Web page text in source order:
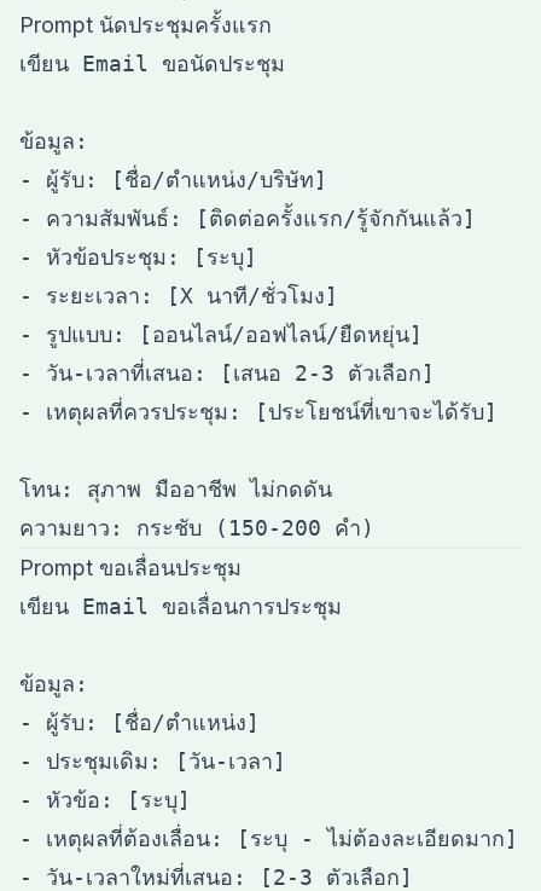
Prompt นัดประชุมครั้งแรก
เขียน Email ขอนัดประชุม
ข้อมูล:
- ผู้รับ: [ชื่อ/ตำแหน่ง/บริษัท]
- ความสัมพันธ์: [ติดต่อครั้งแรก/รู้จักกันแล้ว]
- หัวข้อประชุม: [ระบุ]
- ระยะเวลา: [X นาที/ชั่วโมง]
- รูปแบบ: [ออนไลน์/ออฟไลน์/ยืดหยุ่น]
- วัน-เวลาที่เสนอ: [เสนอ 2-3 ตัวเลือก]
- เหตุผลที่ควรประชุม: [ประโยชน์ที่เขาจะได้รับ]
โทน: สุภาพ มืออาชีพ ไม่กดดัน
Prompt ขอเลื่อนประชุม
เขียน Email ขอเลื่อนการประชุม
ข้อมูล:
- ผู้รับ: [ชื่อ/ตำแหน่ง]
- ประชุมเดิม: [วัน-เวลา]
- หัวข้อ: [ระบุ]
- เหตุผลที่ต้องเลื่อน: [ระบุ - ไม่ต้องละเอียดมาก]
- วัน-เวลาใหม่ที่เสนอ: [2-3 ตัวเลือก]